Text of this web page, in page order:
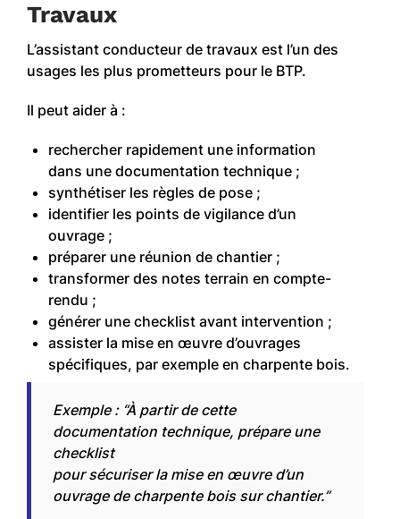
Travaux
L’assistant conducteur de travaux est l’un des
usages les plus prometteurs pour le BTP.
Il peut aider à :
rechercher rapidement une information
dans une documentation technique ;
synthétiser les règles de pose ;
identifier les points de vigilance d’un
ouvrage ;
préparer une réunion de chantier ;
transformer des notes terrain en compte-
rendu ;
générer une checklist avant intervention ;
assister la mise en œuvre d’ouvrages
spécifiques, par exemple en charpente bois.
Exemple : “À partir de cette
documentation technique, prépare une
checklist
pour sécuriser la mise en œuvre d’un
ouvrage de charpente bois sur chantier.”